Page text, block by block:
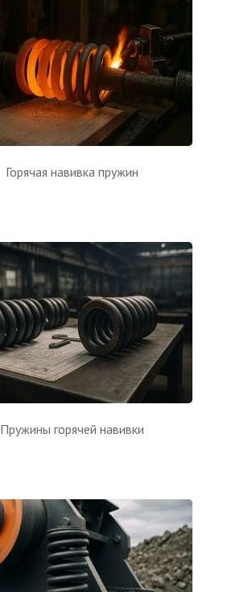
Горячая навивка пружин
Пружины горячей навивки